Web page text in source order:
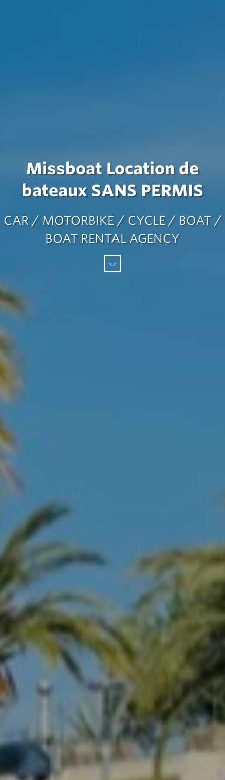
Missboat Location de
bateaux SANS PERMIS
CAR / MOTORBIKE / CYCLE / BOAT /
BOAT RENTAL AGENCY